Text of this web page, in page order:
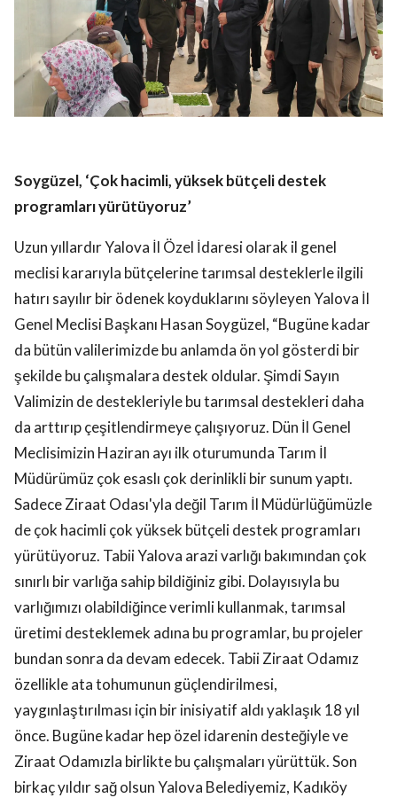
Soygüzel, ‘Çok hacimli, yüksek bütçeli destek
programları yürütüyoruz’
Uzun yıllardır Yalova İl Özel İdaresi olarak il genel
meclisi kararıyla bütçelerine tarımsal desteklerle ilgili
hatırı sayılır bir ödenek koyduklarını söyleyen Yalova İl
Genel Meclisi Başkanı Hasan Soygüzel, “Bugüne kadar
da bütün valilerimizde bu anlamda ön yol gösterdi bir
şekilde bu çalışmalara destek oldular. Şimdi Sayın
Valimizin de destekleriyle bu tarımsal destekleri daha
da arttırıp çeşitlendirmeye çalışıyoruz. Dün İl Genel
Meclisimizin Haziran ayı ilk oturumunda Tarım İl
Müdürümüz çok esaslı çok derinlikli bir sunum yaptı.
Sadece Ziraat Odası'yla değil Tarım İl Müdürlüğümüzle
de çok hacimli çok yüksek bütçeli destek programları
yürütüyoruz. Tabii Yalova arazi varlığı bakımından çok
sınırlı bir varlığa sahip bildiğiniz gibi. Dolayısıyla bu
varlığımızı olabildiğince verimli kullanmak, tarımsal
üretimi desteklemek adına bu programlar, bu projeler
bundan sonra da devam edecek. Tabii Ziraat Odamız
özellikle ata tohumunun güçlendirilmesi,
yaygınlaştırılması için bir inisiyatif aldı yaklaşık 18 yıl
önce. Bugüne kadar hep özel idarenin desteğiyle ve
Ziraat Odamızla birlikte bu çalışmaları yürüttük. Son
birkaç yıldır sağ olsun Yalova Belediyemiz, Kadıköy